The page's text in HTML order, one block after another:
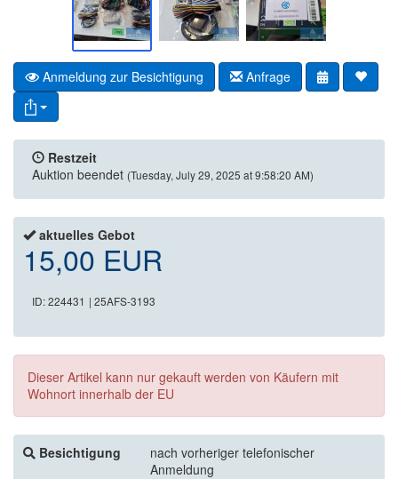
Anmeldung zur Besichtigung Anfrage
Restzeit
Auktion beendet (Tuesday, July 29, 2025 at 9:58:20 AM)
aktuelles Gebot
15,00 EUR
ID: 224431 | 25AFS-3193
Dieser Artikel kann nur gekauft werden von Käufern mit
Wohnort innerhalb der EU
Besichtigung
nach vorheriger telefonischer
Anmeldung